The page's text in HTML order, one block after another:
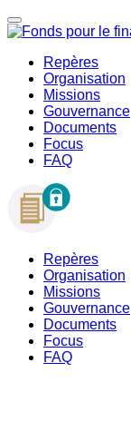
Repères
Organisation
Missions
Gouvernance
Documents
Focus
FAQ
Repères
Organisation
Missions
Gouvernance
Documents
Focus
FAQ